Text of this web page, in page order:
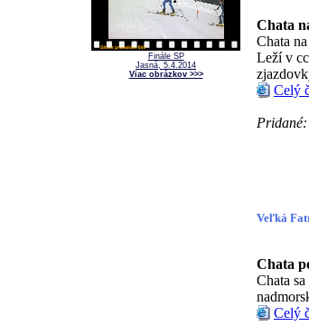
Finále SP
Jasná, 5.4.2014
Viac obrázkov >>>
Chata
Chata
Leží v
Celý
Veľká
Chata
Chata
Celý